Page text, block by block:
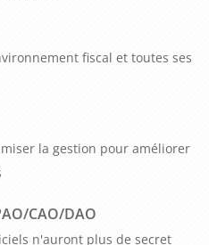
fiscal et toutes ses
la gestion pour améliorer
CAO/DAO
n'auront plus de secret